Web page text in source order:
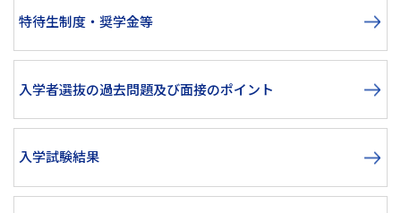
特待生制度・奨学金等
入学者選抜の過去問題及び面接のポイント
入学試験結果